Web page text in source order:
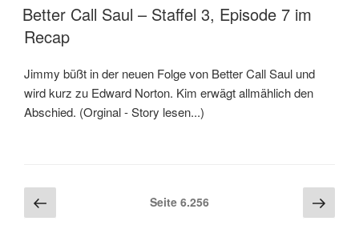
AM
Better Call Saul – Staffel 3, Episode 7 im
Recap
Jimmy büßt in der neuen Folge von Better Call Saul und
wird kurz zu Edward Norton. Kim erwägt allmählich den
Abschied. (Orginal - Story lesen...)
BeitragsnavigationSeite 6.256